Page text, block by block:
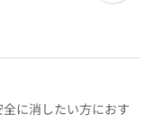
に消したい方におす